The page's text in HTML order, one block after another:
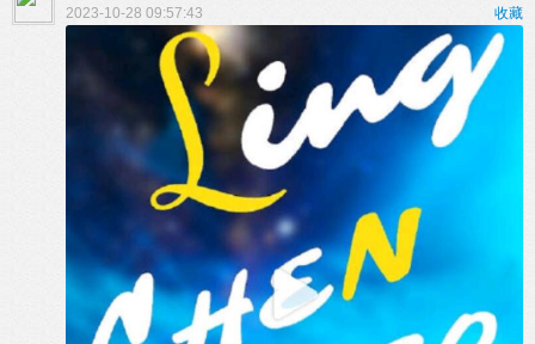
收藏
2023-10-28 09:57:43